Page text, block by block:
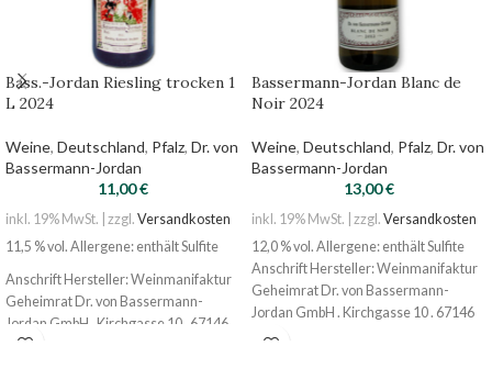
Bass.-Jordan Riesling trocken 1
L 2024
Weine, Deutschland, Pfalz, Dr. von
Bassermann-Jordan
11,00€
inkl. 19% MwSt. | zzgl. Versandkosten
11,5 % vol. Allergene: enthält Sulfite
Anschrift Hersteller: Weinmanifaktur
Geheimrat Dr. von Bassermann-
Jordan GmbH . Kirchgasse 10 . 67146
Deidesheim
Bassermann-Jordan Blanc de
Noir 2024
Weine, Deutschland, Pfalz, Dr. von
Bassermann-Jordan
13,00€
inkl. 19% MwSt. | zzgl. Versandkosten
12,0 % vol. Allergene: enthält Sulfite
Anschrift Hersteller: Weinmanifaktur
Geheimrat Dr. von Bassermann-
Jordan GmbH . Kirchgasse 10 . 67146
Deidesheim